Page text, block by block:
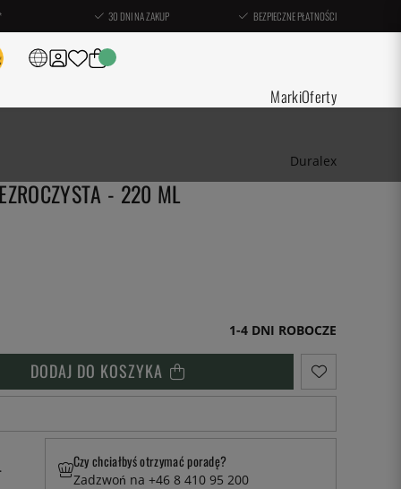
30 DNI NA ZAKUP BEZPIECZNE PŁATNOŚCI
MarkiOferty
Duralex
- 220 ML
1-4 DNI ROBOCZE
DODAJ DO KOSZYKA
Czy chciałbyś otrzymać poradę?
Zadzwoń na +46 8 410 95 200